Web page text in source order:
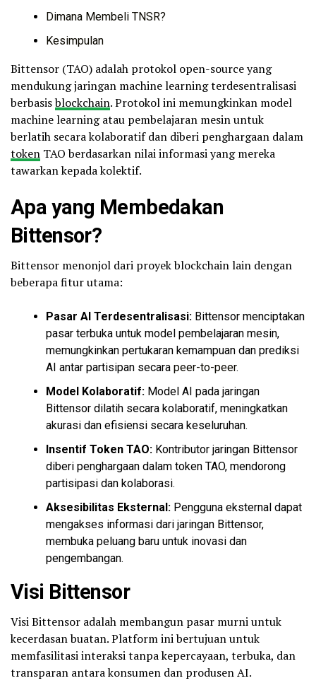
Dimana Membeli TNSR?
Kesimpulan
Bittensor (TAO) adalah protokol open-source yang
mendukung jaringan machine learning terdesentralisasi
berbasisblockchain. Protokol ini memungkinkan model
machine learning atau pembelajaran mesin untuk
berlatih secara kolaboratif dan diberi penghargaan dalam
token TAO berdasarkan nilai informasi yang mereka
tawarkan kepada kolektif.
Apa yang Membedakan
Bittensor?
Bittensor menonjol dari proyek blockchain lain dengan
beberapa fitur utama:
Pasar AI Terdesentralisasi: Bittensor menciptakan
pasar terbuka untuk model pembelajaran mesin,
memungkinkan pertukaran kemampuan dan prediksi
AI antar partisipan secara peer-to-peer.
Model Kolaboratif: Model AI pada jaringan
Bittensor dilatih secara kolaboratif, meningkatkan
akurasi dan efisiensi secara keseluruhan.
Insentif Token TAO: Kontributor jaringan Bittensor
diberi penghargaan dalam token TAO, mendorong
partisipasi dan kolaborasi.
Aksesibilitas Eksternal: Pengguna eksternal dapat
mengakses informasi dari jaringan Bittensor,
membuka peluang baru untuk inovasi dan
pengembangan.
Visi Bittensor
Visi Bittensor adalah membangun pasar murni untuk
kecerdasan buatan. Platform ini bertujuan untuk
memfasilitasi interaksi tanpa kepercayaan, terbuka, dan
transparan antara konsumen dan produsen AI.